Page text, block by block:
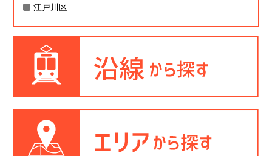
江戸川区